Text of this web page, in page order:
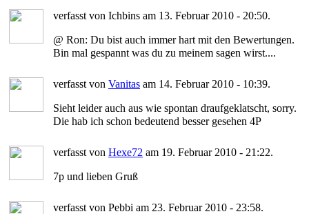
verfasst von Ichbins am 13. Februar 2010 - 20:50.
@ Ron: Du bist auch immer hart mit den Bewertungen.
Bin mal gespannt was du zu meinem sagen wirst....
verfasst von Vanitas am 14. Februar 2010 - 10:39.
Sieht leider auch aus wie spontan draufgeklatscht, sorry.
Die hab ich schon bedeutend besser gesehen 4P
verfasst von Hexe72 am 19. Februar 2010 - 21:22.
7p und lieben Gruß
verfasst von Pebbi am 23. Februar 2010 - 23:58.